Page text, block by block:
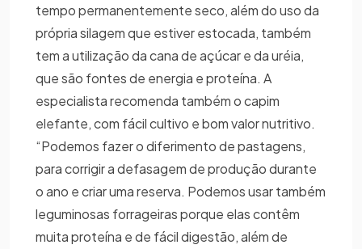
tempo permanentemente seco, além do uso da
própria silagem que estiver estocada, também
tem a utilização da cana de açúcar e da uréia,
que são fontes de energia e proteína. A
especialista recomenda também o capim
elefante, com fácil cultivo e bom valor nutritivo.
“Podemos fazer o diferimento de pastagens,
para corrigir a defasagem de produção durante
o ano e criar uma reserva. Podemos usar também
leguminosas forrageiras porque elas contêm
muita proteína e de fácil digestão, além de